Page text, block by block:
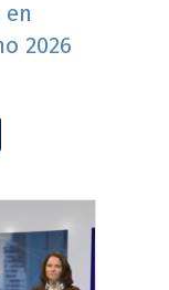
2026